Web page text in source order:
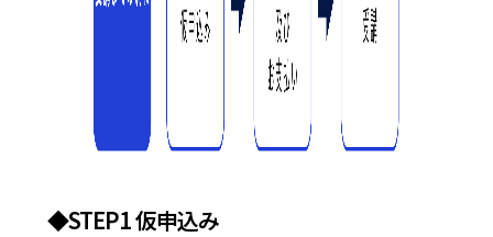
◆STEP1 仮申込み